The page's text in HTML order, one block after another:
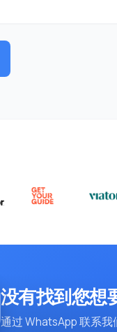
没有找到您想
通过 WhatsApp 联系我